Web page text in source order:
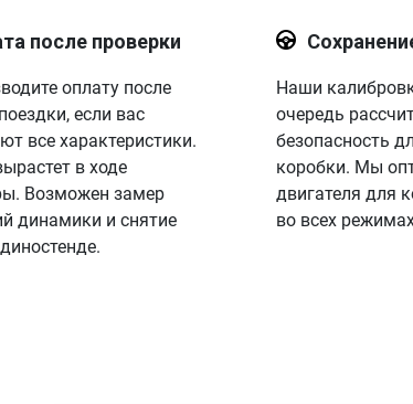
после проверки
оплату после
если вас
все характеристики.
в ходе
Возможен замер
динамики и снятие
Наши
очередь
безопасность
коробки. Мы
двигателя для
во всех